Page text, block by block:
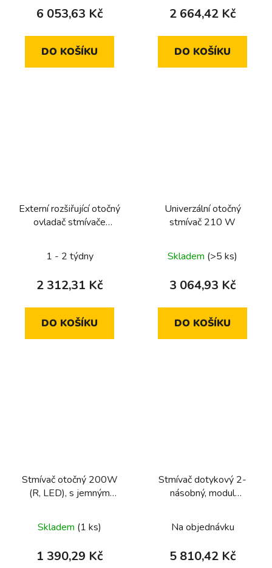
6 053,63 Kč
DO KOŠÍKU
2 664,42 Kč
DO KOŠÍKU
Externí rozšiřující otočný
ovladač stmívače
1 - 2 týdny
2 312,31 Kč
DO KOŠÍKU
Univerzální otočný
stmívač 210 W
Skladem (>5 ks)
3 064,93 Kč
DO KOŠÍKU
Stmívač otočný 200W
(R, LED), s jemným
Skladem (1 ks)
1 390,29 Kč
Stmívač dotykový 2-
násobný, modul
R,L,C, dom. elektronika
Na objednávku
5 810,42 Kč